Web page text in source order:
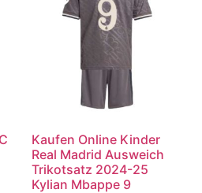
Kaufen Online Kinder
Real Madrid Ausweich
Trikotsatz 2024-25
Kylian Mbappe 9